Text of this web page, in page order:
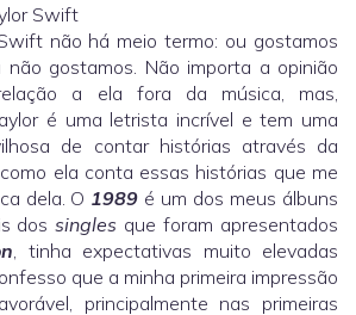
Swift
não há meio termo: ou gostamos
não gostamos. Não importa a opinião
a ela fora da música, mas,
é uma letrista incrível e tem uma
de contar histórias através da
ela conta essas histórias que me
dela. O 1989 é um dos meus álbuns
dos singles que foram apresentados
, tinha expectativas muito elevadas
que a minha primeira impressão
principalmente nas primeiras